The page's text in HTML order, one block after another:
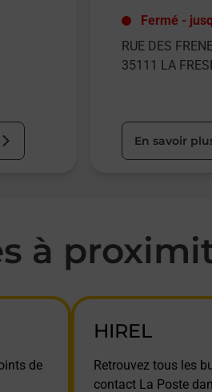
Fermé -
RUE DES
35111 LA
En savoir
à
de
HIREL
Retrouvez tous les
contact La Poste